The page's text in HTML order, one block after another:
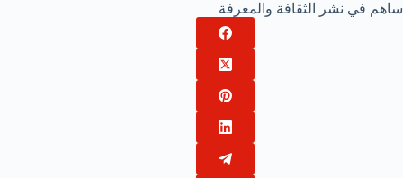
ساهم في نشر الثقافة والمعرفة